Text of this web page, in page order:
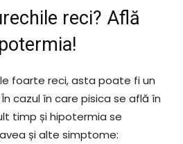
reci? Află
foarte reci, asta poate fi un
În cazul în care pisica se află în
timp și hipotermia se
și alte simptome: